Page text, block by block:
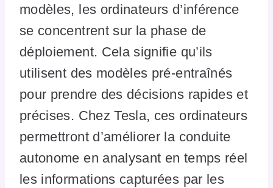
modèles, les ordinateurs d’inférence
se concentrent sur la phase de
déploiement. Cela signifie qu’ils
utilisent des modèles pré-entraînés
pour prendre des décisions rapides et
précises. Chez Tesla, ces ordinateurs
permettront d’améliorer la conduite
autonome en analysant en temps réel
les informations capturées par les